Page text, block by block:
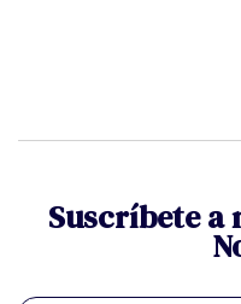
Suscríbete a